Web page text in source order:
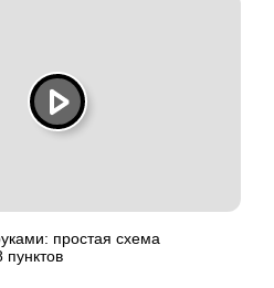
простая схема
пунктов